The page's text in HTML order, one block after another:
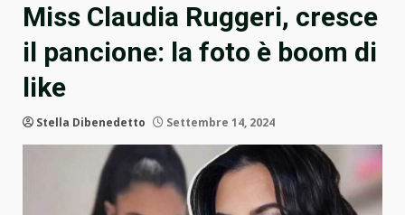
Miss Claudia Ruggeri, cresce
il pancione: la foto è boom di
like
Stella Dibenedetto Settembre 14, 2024